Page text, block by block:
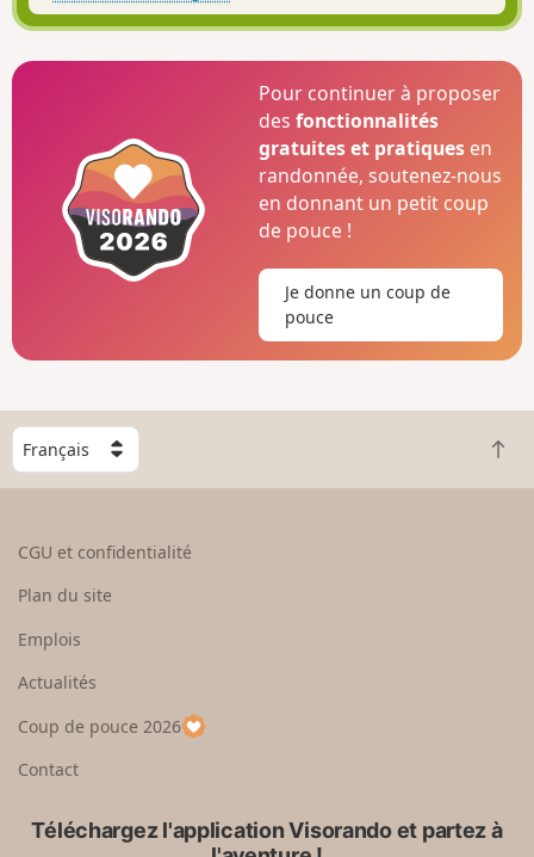
Pour continuer à proposer
desfonctionnalités
gratuites et pratiques en
randonnée, soutenez-nous
en donnant un petit coup
de pouce !
Je donne un coup de
pouce
C
h
o
e
u
p
a
R
e
CGU et confidentialité
Plan du site
Emplois
Actualités
Coup de pouce 2026
Contact
Téléchargez l'application Visorando et partez à